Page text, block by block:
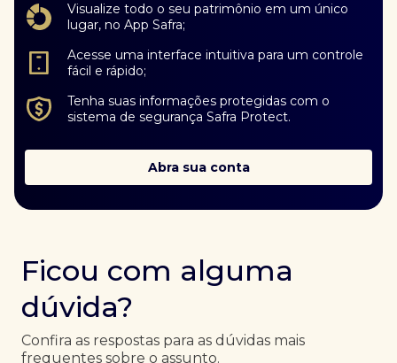
Visualize todo o seu patrimônio em um único
lugar, no App Safra;
Acesse uma interface intuitiva para um controle
fácil e rápido;
Tenha suas informações protegidas com o
sistema de segurança Safra Protect.
Abra sua conta
Ficou com alguma
dúvida?
Confira as respostas para as dúvidas mais
frequentes sobre o assunto.